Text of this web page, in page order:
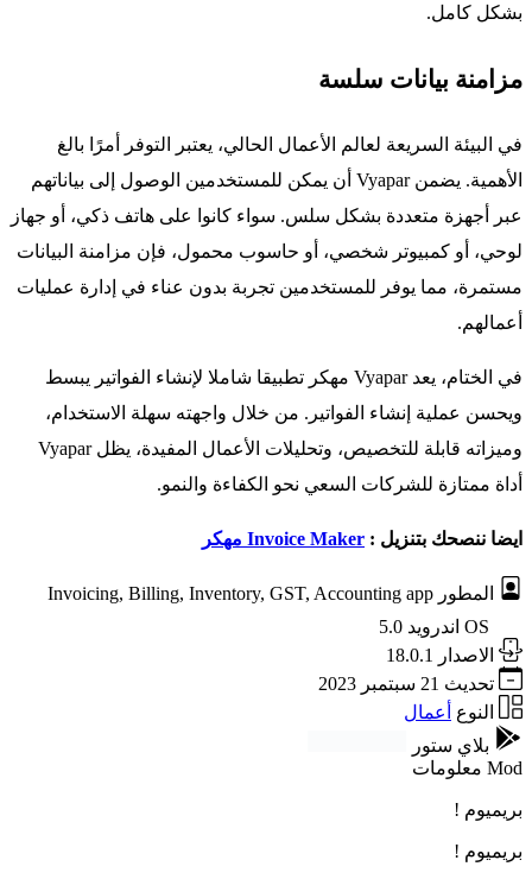
بشكل كامل.
مزامنة بيانات سلسة
في البيئة السريعة لعالم الأعمال الحالي، يعتبر التوفر أمرًا بالغ
الأهمية. يضمن Vyapar أن يمكن للمستخدمين الوصول إلى بياناتهم
عبر أجهزة متعددة بشكل سلس. سواء كانوا على هاتف ذكي، أو جهاز
لوحي، أو كمبيوتر شخصي، أو حاسوب محمول، فإن مزامنة البيانات
مستمرة، مما يوفر للمستخدمين تجربة بدون عناء في إدارة عمليات
أعمالهم.
في الختام، يعد Vyapar مهكر تطبيقا شاملا لإنشاء الفواتير يبسط
ويحسن عملية إنشاء الفواتير. من خلال واجهته سهلة الاستخدام،
وميزاته قابلة للتخصيص، وتحليلات الأعمال المفيدة، يظل Vyapar
أداة ممتازة للشركات السعي نحو الكفاءة والنمو.
ايضا ننصحك بتنزيل : Invoice Maker مهكر
المطور Invoicing, Billing, Inventory, GST, Accounting app
OS اندرويد 5.0
الاصدار
18.0.1
تحديث 21 سبتمبر 2023
النوع
أعمال
بلاي ستور
Mod معلومات
بريميوم !
بريميوم !